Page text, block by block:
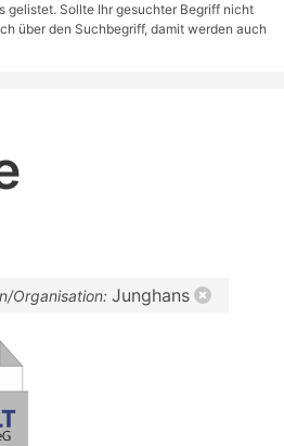
gelistet. Sollte Ihr gesuchter Begriff nicht
über den Suchbegriff, damit werden auch
Organisation: Junghans